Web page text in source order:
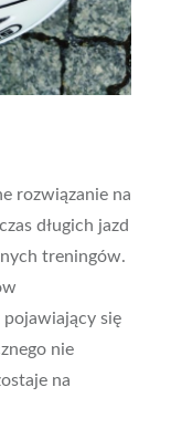
rozwiązanie na
długich jazd
treningów.
się
nie
na